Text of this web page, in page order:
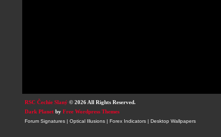
RSC Čechie Slaný © 2026 All Rights Reserved.
Dark Planet by Free Wordpress Themes
Forum Signatures | Optical Illusions | Forex Indicators | Desktop Wallpapers